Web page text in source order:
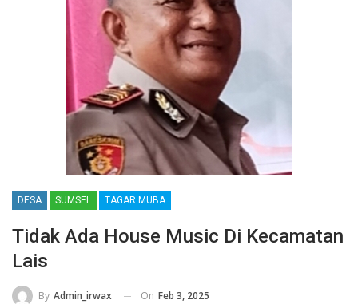
DESA SUMSEL TAGAR MUBA
Tidak Ada House Music Di Kecamatan
Lais
By Admin_irwax On Feb 3, 2025